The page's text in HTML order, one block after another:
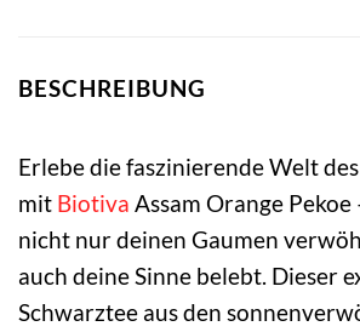
BESCHREIBUNG
Erlebe die faszinierende Welt
mit Biotiva Assam Orange Pekoe
nicht nur deinen Gaumen
auch deine Sinne belebt. Dieser
Schwarztee aus den